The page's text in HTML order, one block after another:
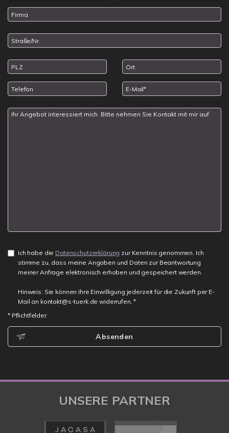
Ich habe die Datenschutzerklärung zur Kenntnis genommen. Ich
stimme zu, dass meine Angaben und Daten zur Beantwortung
meiner Anfrage elektronisch erhoben und gespeichert werden.
Hinweis: Sie können Ihre Einwilligung jederzeit für die Zukunft per E-
Mail an kontakt@s-tuerk.de widerrufen. *
* Pflichtfelder
Absenden
UNSERE PARTNER